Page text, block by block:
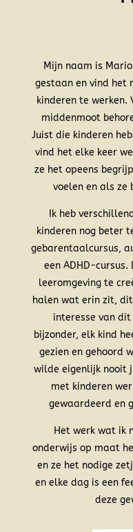
Mijn naam is
gestaan en vind het
kinderen te
middenmoot
Juist die kinderen
vind het elke keer
ze het opeens
voelen en als ze
Ik heb
kinderen nog beter
gebarentaalcursus,
een ADHD-
leeromgeving te
halen wat erin zit,
interesse van
bijzonder, elk kind
gezien en gehoord
wilde eigenlijk nooit
met kinderen
gewaardeerd en
Het werk wat ik
onderwijs op maat
en ze het nodige
en elke dag is een
deze